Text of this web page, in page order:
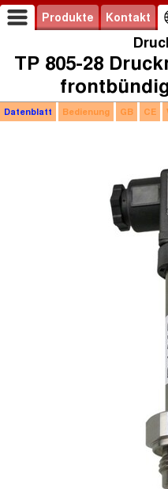
Produkte Kontakt
TP 805-28
Datenblatt Bedienung GB CE